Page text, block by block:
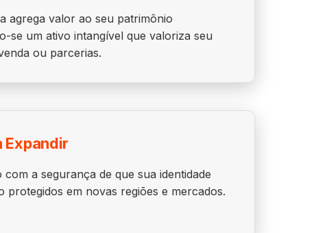
agrega valor ao seu patrimônio
se um ativo intangível que valoriza seu
ou parcerias.
Expandir
com a segurança de que sua identidade
protegidos em novas regiões e mercados.